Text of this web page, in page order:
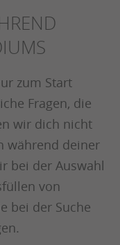
zum Start
Fragen, die
wir dich nicht
während deiner
bei der Auswahl
von
bei der Suche